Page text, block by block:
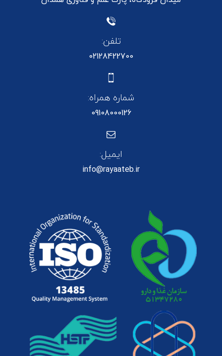
تلفن:
02128422700
شماره همراه:
09108000126
ایمیل:
info@rayaateb.ir